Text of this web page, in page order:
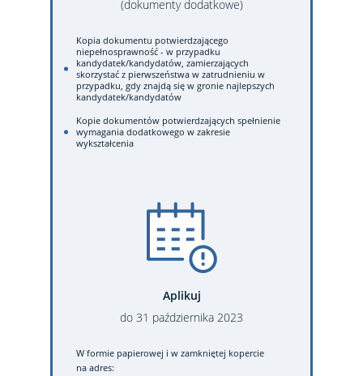
(dokumenty dodatkowe)
Kopia dokumentu potwierdzającego
niepełnosprawność - w przypadku
kandydatek/kandydatów, zamierzających
skorzystać z pierwszeństwa w zatrudnieniu w
przypadku, gdy znajdą się w gronie najlepszych
kandydatek/kandydatów
Kopie dokumentów potwierdzających spełnienie
wymagania dodatkowego w zakresie
wykształcenia
Aplikuj
do 31 października 2023
W formie papierowej i w zamkniętej kopercie
na adres: